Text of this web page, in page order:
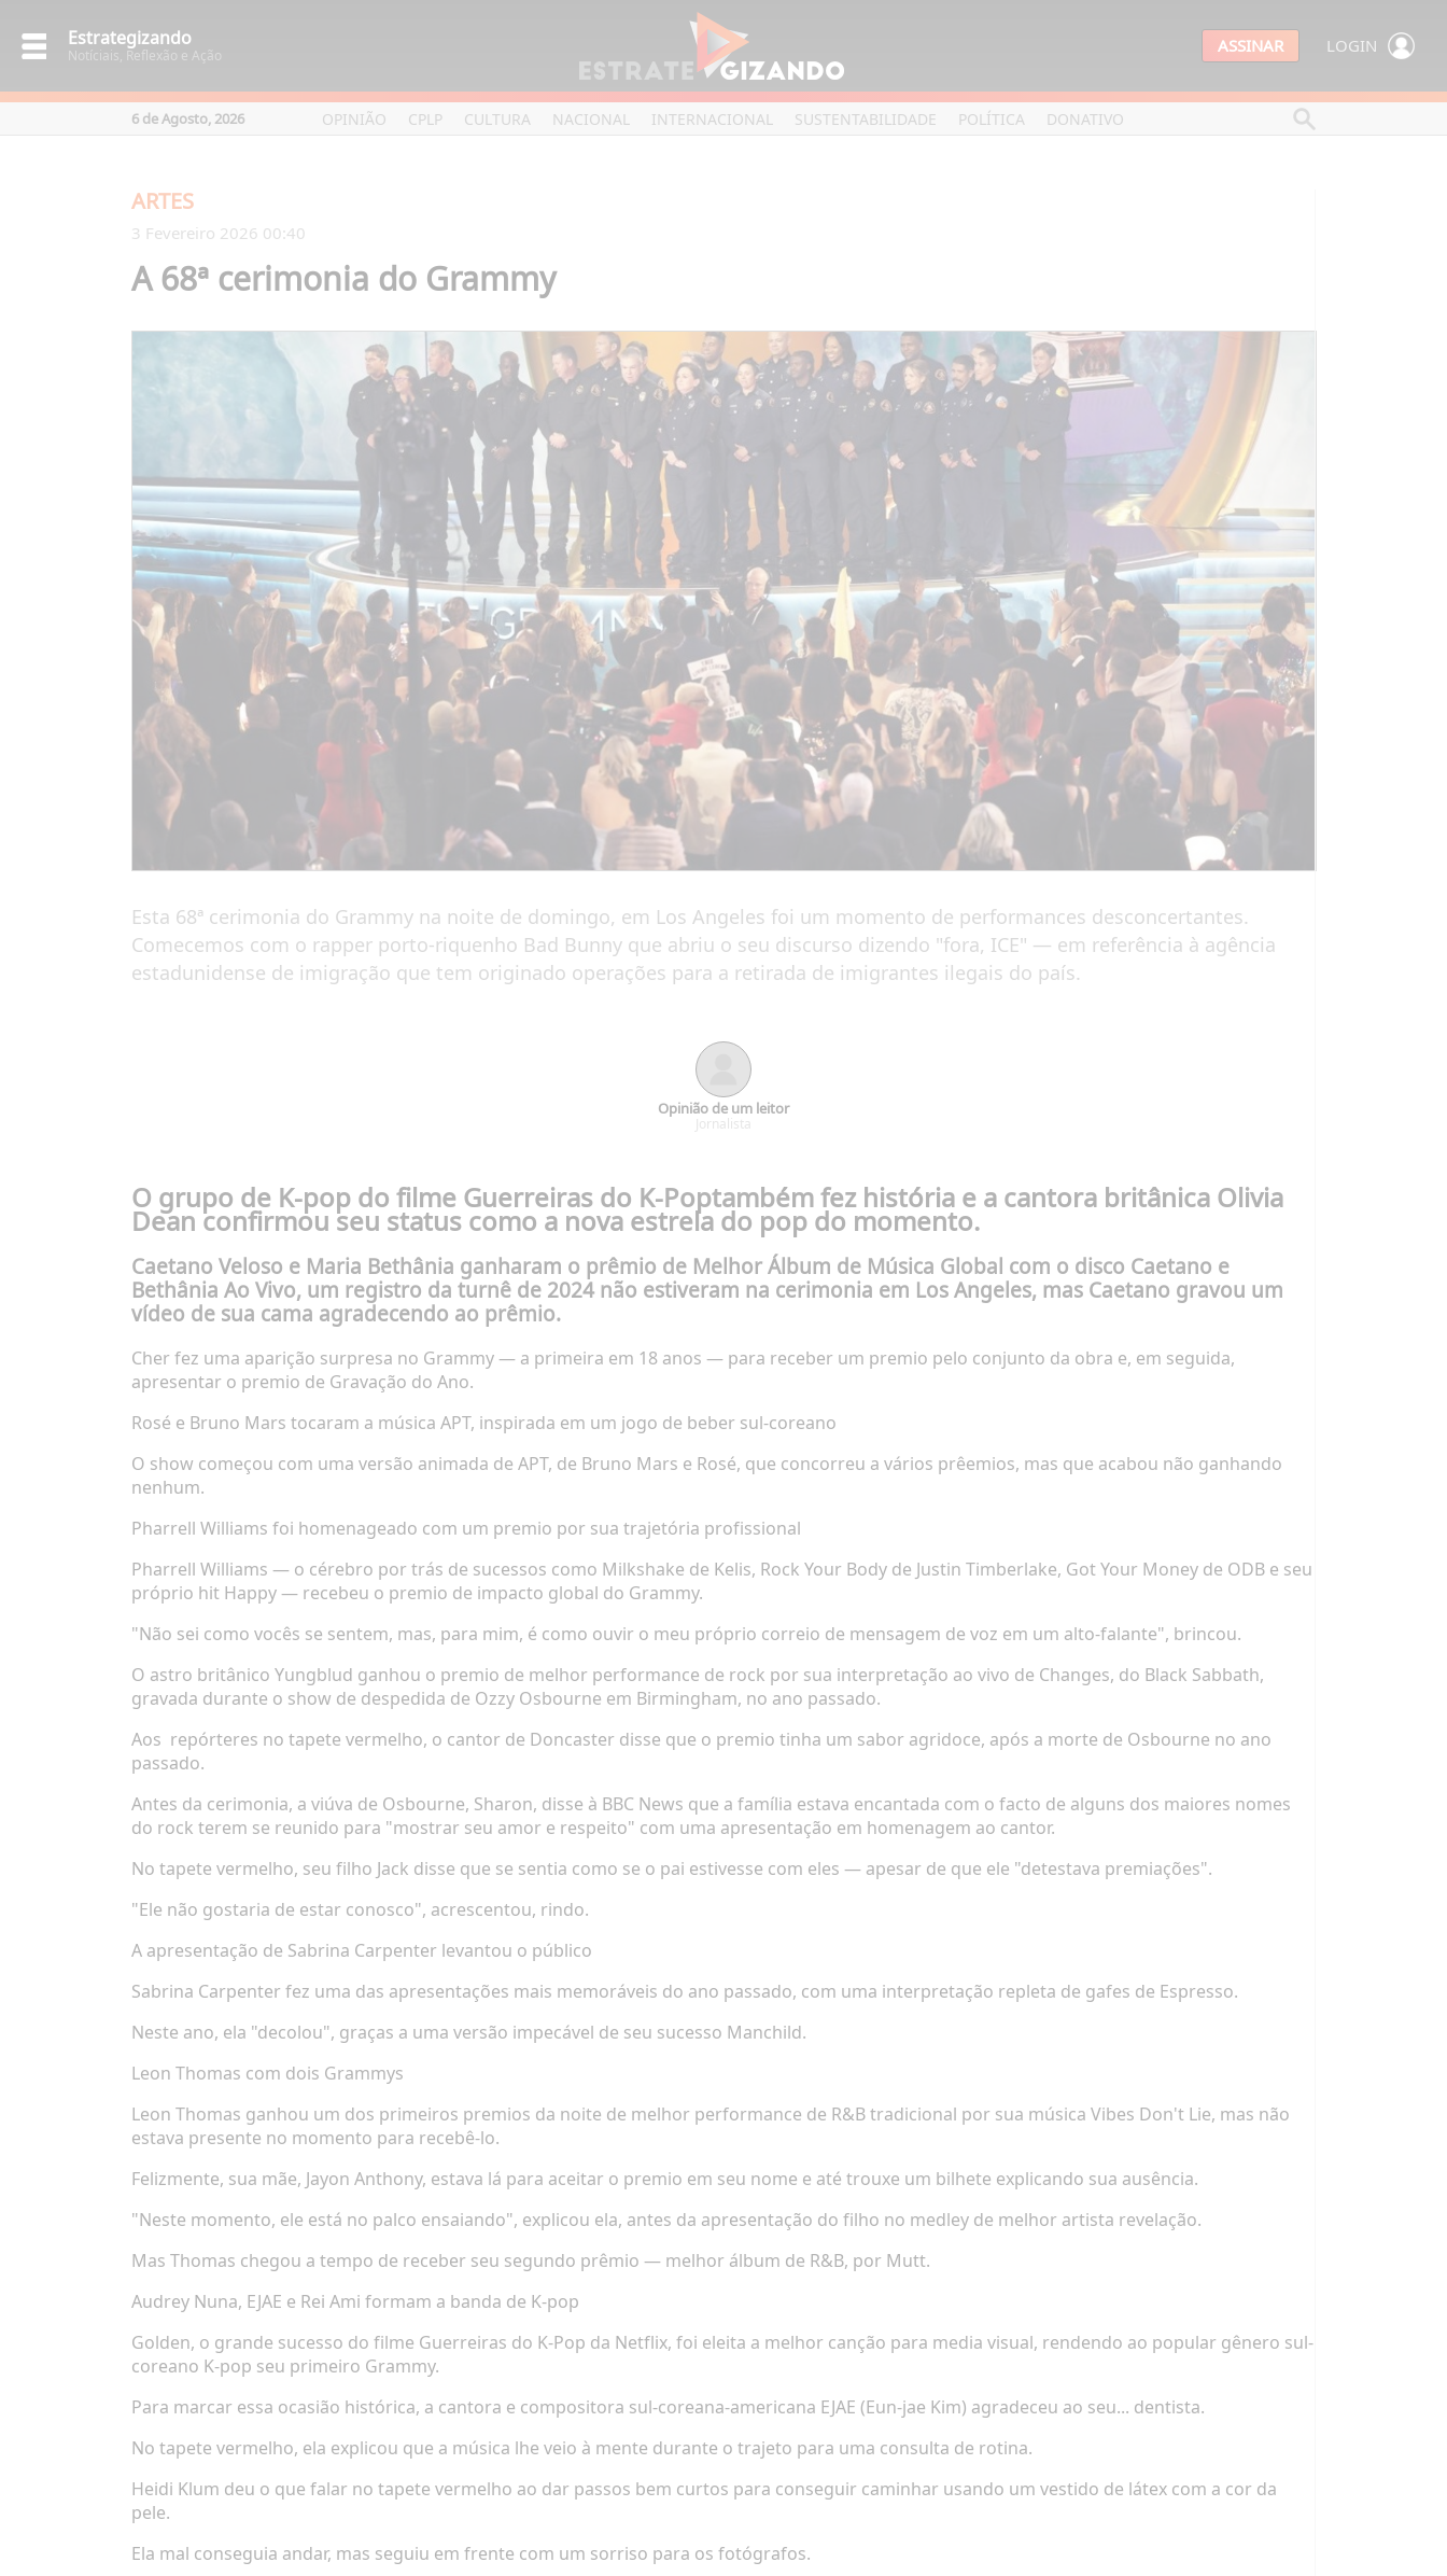
Estrategizando
Notíciais, Reflexão e Ação ASSINAR LOGIN
6 de Agosto, 2026 OPINIÃO CPLP CULTURA NACIONAL INTERNACIONAL SUSTENTABILIDADE POLÍTICA DONATIVO
ARTES
3 Fevereiro 2026 00:40
A 68ª cerimonia do Grammy
Esta 68ª cerimonia do Grammy na noite de domingo, em Los Angeles foi um momento de performances desconcertantes.
Comecemos com o rapper porto-riquenho Bad Bunny que abriu o seu discurso dizendo "fora, ICE" — em referência à agência
estadunidense de imigração que tem originado operações para a retirada de imigrantes ilegais do país.
Opinião de um leitor
Jornalista
O grupo de K-pop do filmeGuerreiras do K-Poptambém fez história e a cantora britânica Olivia
Dean confirmou seu status como a nova estrela do pop do momento.
Caetano Veloso e Maria Bethânia ganharam o prêmio de Melhor Álbum de Música Global com o disco Caetano e
Bethânia Ao Vivo, um registro da turnê de 2024 não estiveram na cerimonia em Los Angeles, mas Caetano gravou um
vídeo de sua cama agradecendo ao prêmio.
Cher fez uma aparição surpresa no Grammy — a primeira em 18 anos — para receber um premio pelo conjunto da obra e, em seguida,
apresentar o premio de Gravação do Ano.
Rosé e Bruno Mars tocaram a músicaAPT, inspirada em um jogo de beber sul-coreano
O show começou com uma versão animada deAPT, de Bruno Mars e Rosé, que concorreu a vários prêemios, mas que acabou não ganhando
nenhum.
Pharrell Williams foi homenageado com um premio por sua trajetória profissional
Pharrell Williams — o cérebro por trás de sucessos como Milkshake de Kelis, Rock Your Bodyde Justin Timberlake, Got Your Moneyde ODB e seu
próprio hitHappy— recebeu o premio de impacto global do Grammy.
"Não sei como vocês se sentem, mas, para mim, é como ouvir o meu próprio correio de mensagem de voz em um alto-falante", brincou.
O astro britânico Yungblud ganhou o premio de melhor performance de rock por sua interpretação ao vivo de Changes, do Black Sabbath,
gravada durante o show de despedida de Ozzy Osbourne em Birmingham, no ano passado.
Aos repórteres no tapete vermelho, o cantor de Doncaster disse que o premio tinha um sabor agridoce, após a morte de Osbourne no ano
passado.
Antes da cerimonia, a viúva de Osbourne, Sharon, disse à BBC News que a família estava encantada com o facto de alguns dos maiores nomes
do rock terem se reunido para "mostrar seu amor e respeito" com uma apresentação em homenagem ao cantor.
No tapete vermelho, seu filho Jack disse que se sentia como se o pai estivesse com eles — apesar de que ele "detestava premiações".
"Ele não gostaria de estar conosco", acrescentou, rindo.
A apresentação de Sabrina Carpenter levantou o público
Sabrina Carpenter fez uma das apresentações mais memoráveis do ano passado, com uma interpretação repleta de gafes de Espresso.
Neste ano, ela "decolou", graças a uma versão impecável de seu sucesso Manchild.
Leon Thomas com dois Grammys
Leon Thomas ganhou um dos primeiros premios da noite de melhor performance de R&B tradicional por sua músicaVibes Don't Lie, mas não
estava presente no momento para recebê-lo.
Felizmente, sua mãe, Jayon Anthony, estava lá para aceitar o premio em seu nome e até trouxe um bilhete explicando sua ausência.
"Neste momento, ele está no palco ensaiando", explicou ela, antes da apresentação do filho no medley de melhor artista revelação.
Mas Thomas chegou a tempo de receber seu segundo prêmio — melhor álbum de R&B, por Mutt.
Audrey Nuna, EJAE e Rei Ami formam a banda de K-pop
Golden, o grande sucesso do filme Guerreiras do K-Pop da Netflix, foi eleita a melhor canção para media visual, rendendo ao popular gênero sul-
coreano K-pop seu primeiro Grammy.
Para marcar essa ocasião histórica, a cantora e compositora sul-coreana-americana EJAE (Eun-jae Kim) agradeceu ao seu... dentista.
No tapete vermelho, ela explicou que a música lhe veio à mente durante o trajeto para uma consulta de rotina.
Heidi Klum deu o que falar no tapete vermelho ao dar passos bem curtos para conseguir caminhar usando um vestido de látex com a cor da
pele.
Ela mal conseguia andar, mas seguiu em frente com um sorriso para os fotógrafos.